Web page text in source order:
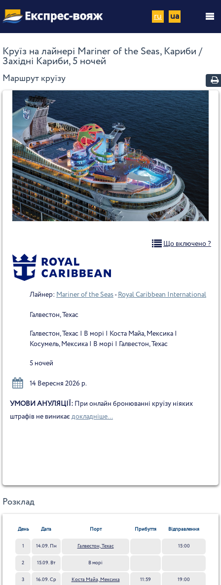
ru ua
Круїз на лайнері Mariner of the Seas, Кариби /
Західні Кариби, 5 ночей
Маршрут круїзу
Що включено ?
Лайнер: Mariner of the Seas-Royal Caribbean International
Галвестон, Техас
Галвестон, Техас | В морі | Коста Майа, Мексика |
Косумель, Мексика | В морі | Галвестон, Техас
5 ночей
14 Вересня 2026 р.
УМОВИ АНУЛЯЦІЇ: При онлайн бронюванні круїзу ніяких
штрафів не виникає докладніше...
Розклад
День Дата Порт Прибуття Відправлення
1 14.09. Пн Галвестон, Техас 15:00
2 15.09. Вт В морі
3 16.09. Ср Коста Майа, Мексика 11:59 19:00